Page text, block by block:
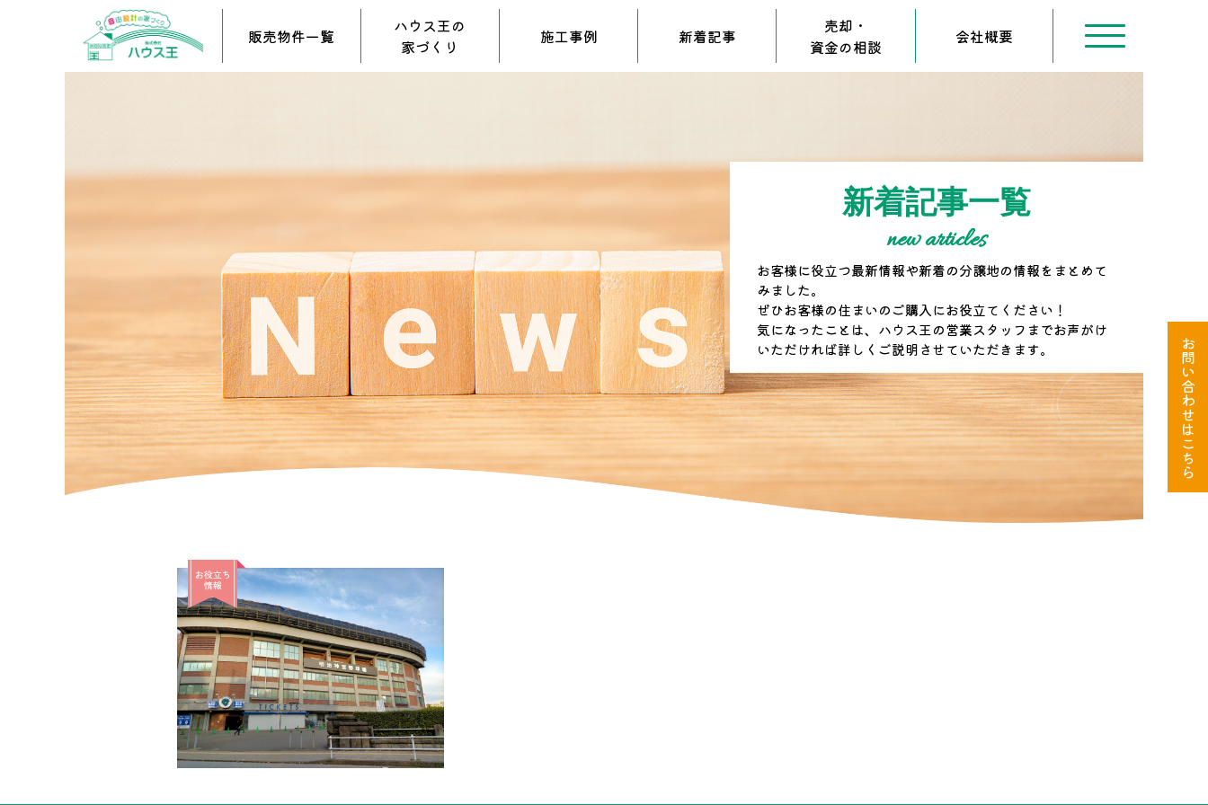
販売物件一覧
ハウス王の
家づくり
施工事例 新着記事
売却・
資金の相談
会社概要
新着記事一覧
new articles
お客様に役立つ最新情報や新着の分譲地の情報をまとめて
みました。
ぜひお客様の住まいのご購入にお役立てください！
気になったことは、ハウス王の営業スタッフまでお声がけ
いただければ詳しくご説明させていただきます。
お
問
い
合
わ
せ
は
こ
ち
ら